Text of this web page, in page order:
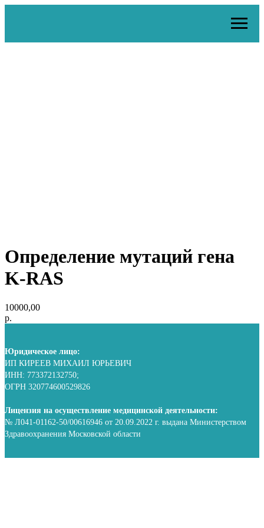
Определение мутаций гена
K-RAS
10000,00
р.
Юридическое лицо:
ИП КИРЕЕВ МИХАИЛ ЮРЬЕВИЧ
ИНН: 773372132750;
ОГРН 320774600529826
Лицензия на осуществление медицинской деятельности:
№ Л041-01162-50/00616946 от 20.09.2022 г. выдана Министерством
Здравоохранения Московской области